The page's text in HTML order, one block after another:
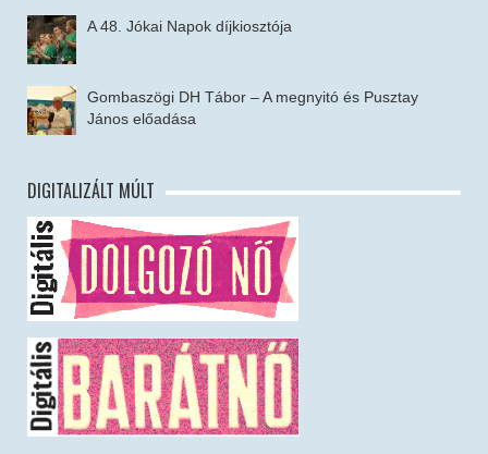
A 48. Jókai Napok díjkiosztója
Gombaszögi DH Tábor – A megnyitó és Pusztay
János előadása
DIGITALIZÁLT MÚLT